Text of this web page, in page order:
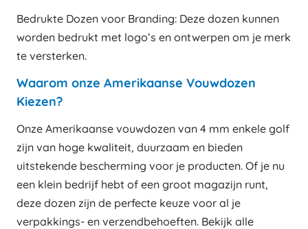
Bedrukte Dozen voor Branding: Deze dozen kunnen
worden bedrukt met logo’s en ontwerpen om je merk
te versterken.
Waarom onze Amerikaanse Vouwdozen
Kiezen?
Onze Amerikaanse vouwdozen van 4 mm enkele golf
zijn van hoge kwaliteit, duurzaam en bieden
uitstekende bescherming voor je producten. Of je nu
een klein bedrijf hebt of een groot magazijn runt,
deze dozen zijn de perfecte keuze voor al je
verpakkings- en verzendbehoeften. Bekijk alle